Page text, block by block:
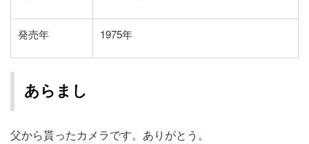
発売年 1975年
あらまし
父から貰ったカメラです。ありがとう。